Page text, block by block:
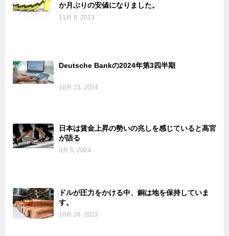
か月ぶりの安値になりました。
11月 9, 2023
Deutsche Bankの2024年第3四半期
10月 23, 2024
日本は賃金上昇の勢いの兆しを感じていると高官
が語る
3月 5, 2024
ドルが圧力をかける中、銅は地を保持していま
す。
10月 26, 2023